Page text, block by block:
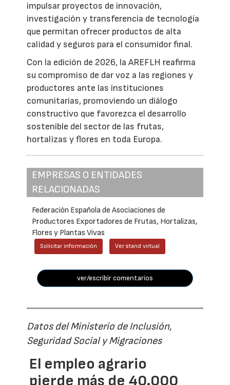
impulsar proyectos de innovación,
investigación y transferencia de tecnología
que permitan ofrecer productos de alta
calidad y seguros para el consumidor final.
Con la edición de 2026, la AREFLH reafirma
su compromiso de dar voz a las regiones y
productores ante las instituciones
comunitarias, promoviendo un diálogo
constructivo que favorezca el desarrollo
sostenible del sector de las frutas,
hortalizas y flores en toda Europa.
EMPRESAS O ENTIDADES
RELACIONADAS
Federación Española de Asociaciones de
Productores Exportadores de Frutas, Hortalizas,
Flores y Plantas Vivas
Solicitar información Ver stand virtual
ver/escribir comentarios
Datos del Ministerio de Inclusión,
Seguridad Social y Migraciones
El empleo agrario
pierde más de 40.000